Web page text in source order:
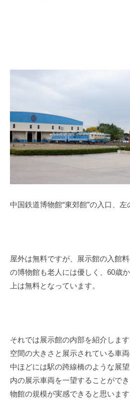
中国鉄道博物館“東郊館”の入口、
屋外は無料ですが、展示館の入館
の博物館も老人には優しく、 60歳
上は無料となっています。
それでは展示館の内部を紹介しま
空間の大きさと展示されている車
中ほどには駅の跨線橋のような展
内の展示車両を一望することがで
物館の規模が実感できると思います